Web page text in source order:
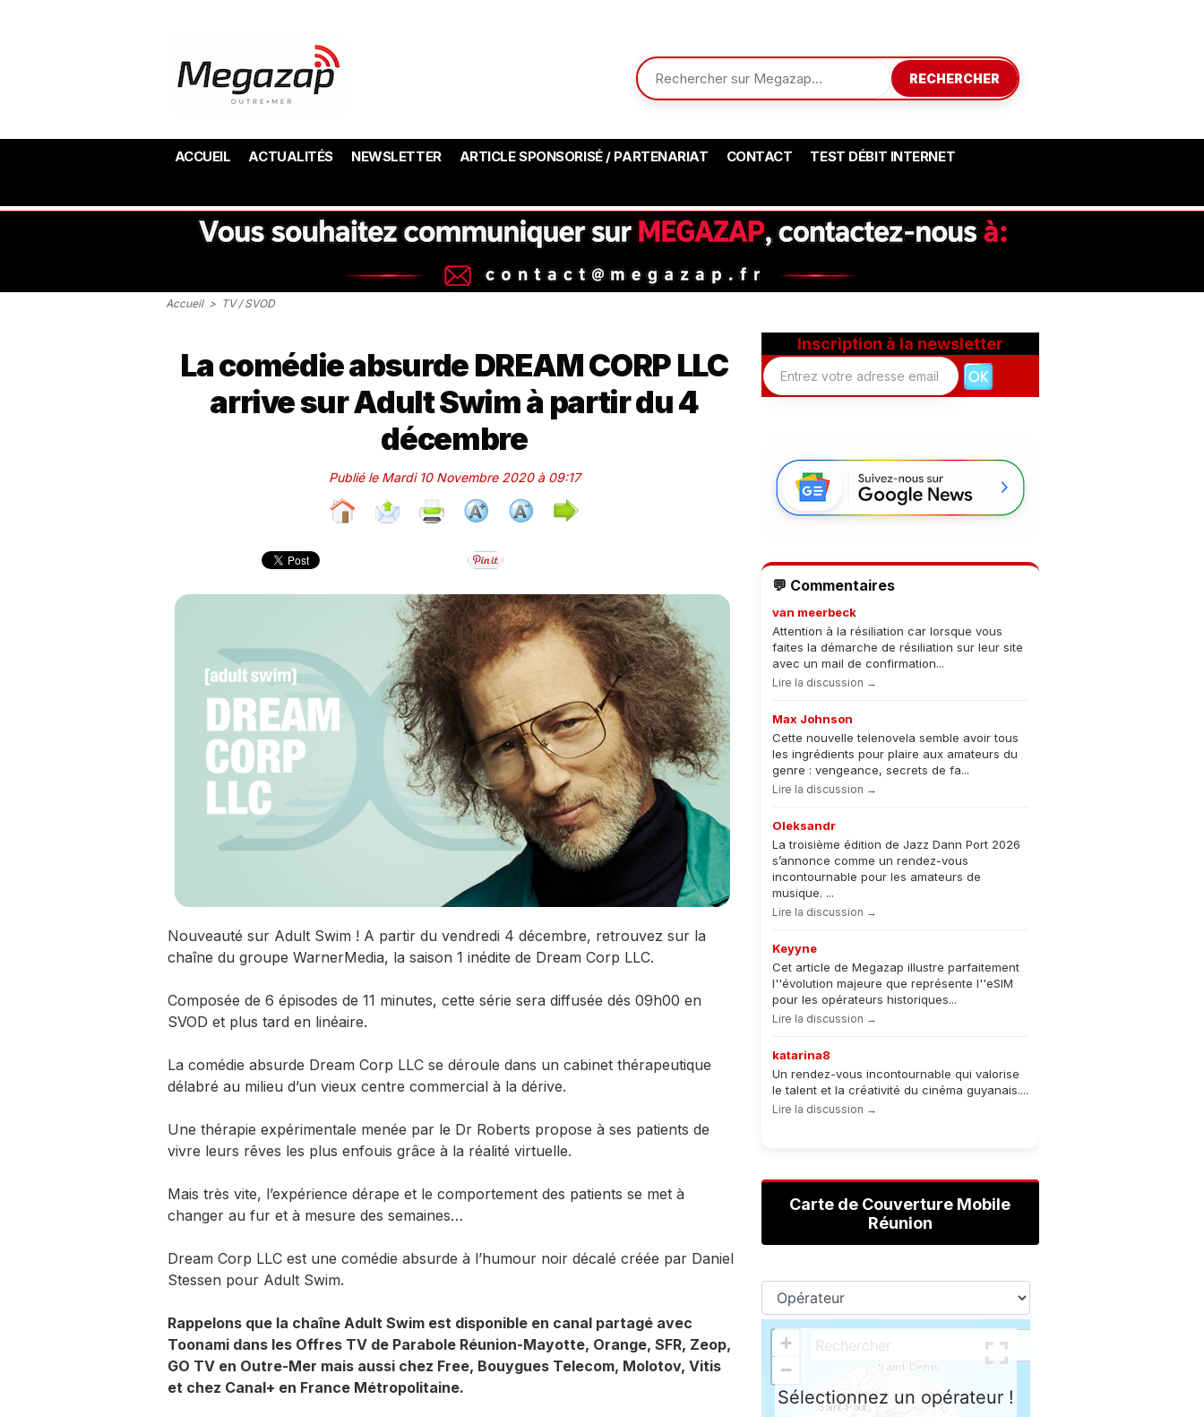
RECHERCHER
ACCUEIL ACTUALITÉS NEWSLETTER ARTICLE SPONSORISÉ / PARTENARIAT CONTACT TEST DÉBIT INTERNET
Accueil > TV / SVOD
La comédie absurde DREAM CORP LLC
arrive sur Adult Swim à partir du 4
décembre
Publié le Mardi 10 Novembre 2020 à 09:17
Nouveauté sur Adult Swim ! A partir du vendredi 4 décembre, retrouvez sur la
chaîne du groupe WarnerMedia, la saison 1 inédite de Dream Corp LLC.
Composée de 6 épisodes de 11 minutes, cette série sera diffusée dés 09h00 en
SVOD et plus tard en linéaire.
La comédie absurde Dream Corp LLC se déroule dans un cabinet thérapeutique
délabré au milieu d’un vieux centre commercial à la dérive.
Une thérapie expérimentale menée par le Dr Roberts propose à ses patients de
vivre leurs rêves les plus enfouis grâce à la réalité virtuelle.
Mais très vite, l’expérience dérape et le comportement des patients se met à
changer au fur et à mesure des semaines…
Dream Corp LLC est une comédie absurde à l’humour noir décalé créée par Daniel
Stessen pour Adult Swim.
Rappelons que la chaîne Adult Swim est disponible en canal partagé avec
Toonami dans les Offres TV de Parabole Réunion-Mayotte, Orange, SFR, Zeop,
GO TV en Outre-Mer mais aussi chez Free, Bouygues Telecom, Molotov, Vitis
et chez Canal+ en France Métropolitaine.
Inscription à la newsletter
💬 Commentaires
van meerbeck
Attention à la résiliation car lorsque vous
faites la démarche de résiliation sur leur site
avec un mail de confirmation...
Lire la discussion →
Max Johnson
Cette nouvelle telenovela semble avoir tous
les ingrédients pour plaire aux amateurs du
genre : vengeance, secrets de fa...
Lire la discussion →
Oleksandr
La troisième édition de Jazz Dann Port 2026
s’annonce comme un rendez-vous
incontournable pour les amateurs de
musique. ...
Lire la discussion →
Keyyne
Cet article de Megazap illustre parfaitement
l''évolution majeure que représente l''eSIM
pour les opérateurs historiques...
Lire la discussion →
katarina8
Un rendez-vous incontournable qui valorise
le talent et la créativité du cinéma guyanais....
Lire la discussion →
Carte de Couverture Mobile
Réunion